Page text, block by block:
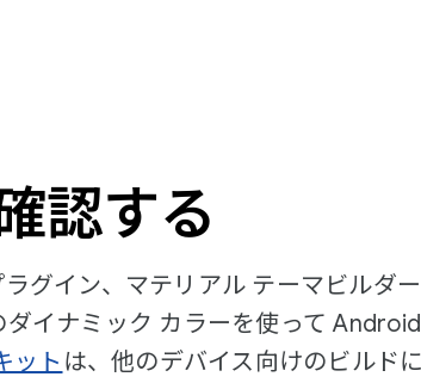
認する
グイン、マテリアル テーマビルダ
イナミック カラーを使って
ット は、他のデバイス向けのビルド